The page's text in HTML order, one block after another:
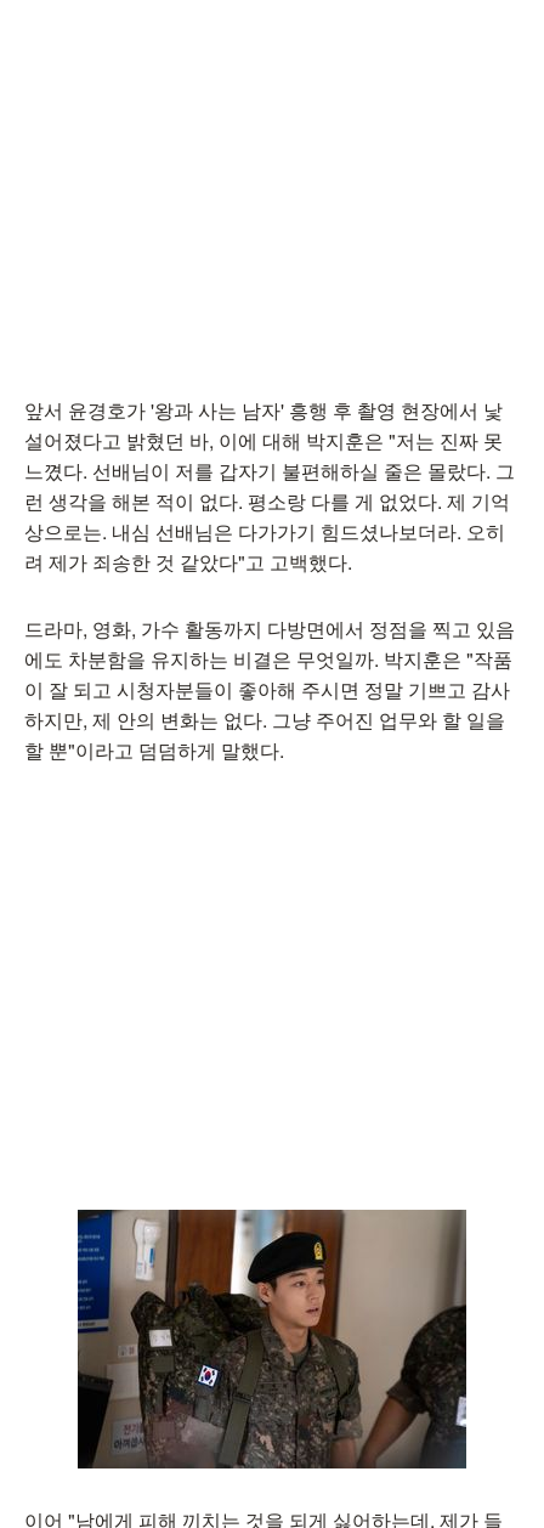
앞서 윤경호가 '왕과 사는 남자' 흥행 후 촬영 현장에서 낯
설어졌다고 밝혔던 바, 이에 대해 박지훈은 "저는 진짜 못
느꼈다. 선배님이 저를 갑자기 불편해하실 줄은 몰랐다. 그
런 생각을 해본 적이 없다. 평소랑 다를 게 없었다. 제 기억
상으로는. 내심 선배님은 다가가기 힘드셨나보더라. 오히
려 제가 죄송한 것 같았다"고 고백했다.
드라마, 영화, 가수 활동까지 다방면에서 정점을 찍고 있음
에도 차분함을 유지하는 비결은 무엇일까. 박지훈은 "작품
이 잘 되고 시청자분들이 좋아해 주시면 정말 기쁘고 감사
하지만, 제 안의 변화는 없다. 그냥 주어진 업무와 할 일을
할 뿐"이라고 덤덤하게 말했다.
이어 "남에게 피해 끼치는 것을 되게 싫어하는데, 제가 들